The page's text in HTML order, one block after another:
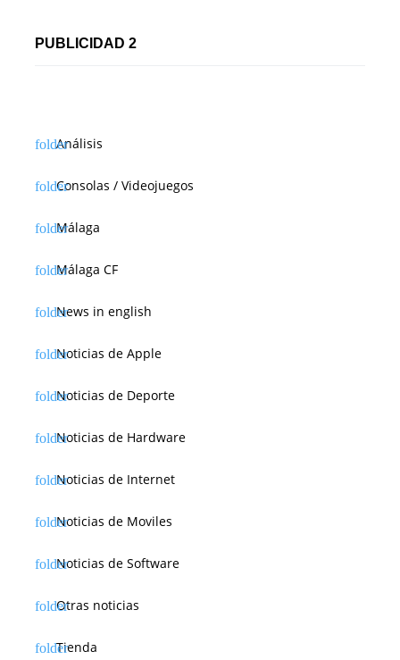
PUBLICIDAD 2
Análisis
Consolas / Videojuegos
Málaga
Málaga CF
News in english
Noticias de Apple
Noticias de Deporte
Noticias de Hardware
Noticias de Internet
Noticias de Moviles
Noticias de Software
Otras noticias
Tienda